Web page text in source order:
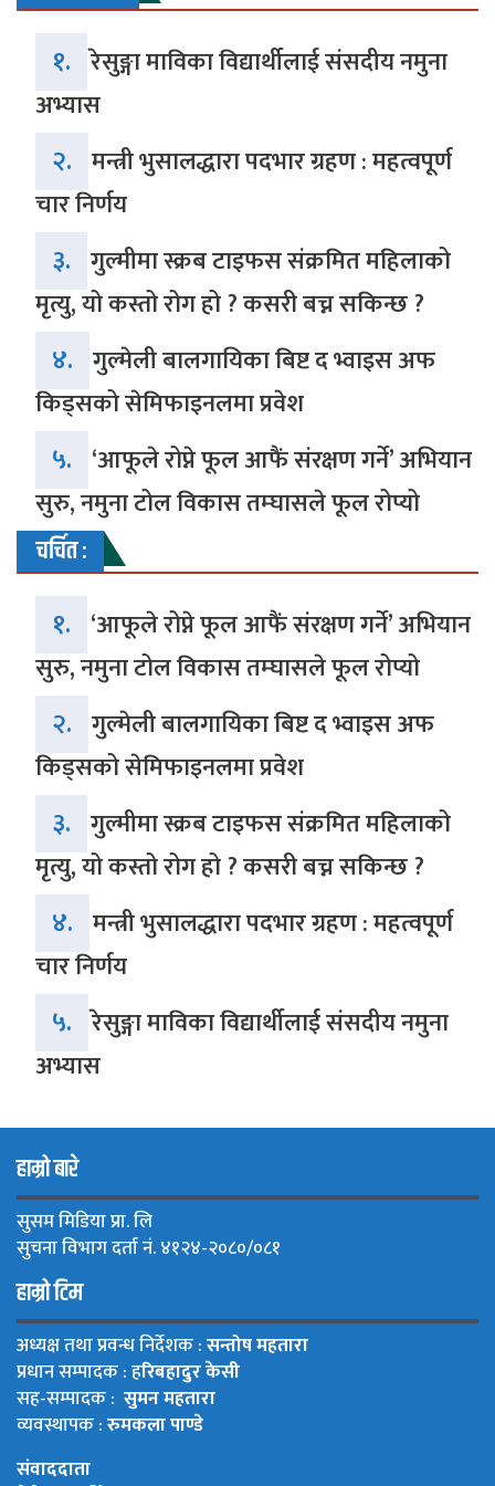
१. रेसुङ्गा माविका विद्यार्थीलाई संसदीय नमुना
अभ्यास
२. मन्त्री भुसालद्धारा पदभार ग्रहण : महत्वपूर्ण
चार निर्णय
३. गुल्मीमा स्क्रब टाइफस संक्रमित महिलाको
मृत्यु, यो कस्तो रोग हो ? कसरी बच्न सकिन्छ ?
४. गुल्मेली बालगायिका बिष्ट द भ्वाइस अफ
किड्सको सेमिफाइनलमा प्रवेश
५. ‘आफूले रोप्ने फूल आफैं संरक्षण गर्ने’ अभियान
सुरु, नमुना टोल विकास तम्घासले फूल रोप्यो
चर्चित :
१. ‘आफूले रोप्ने फूल आफैं संरक्षण गर्ने’ अभियान
सुरु, नमुना टोल विकास तम्घासले फूल रोप्यो
२. गुल्मेली बालगायिका बिष्ट द भ्वाइस अफ
किड्सको सेमिफाइनलमा प्रवेश
३. गुल्मीमा स्क्रब टाइफस संक्रमित महिलाको
मृत्यु, यो कस्तो रोग हो ? कसरी बच्न सकिन्छ ?
४. मन्त्री भुसालद्धारा पदभार ग्रहण : महत्वपूर्ण
चार निर्णय
५. रेसुङ्गा माविका विद्यार्थीलाई संसदीय नमुना
अभ्यास
हाम्रो बारे
सुसम मिडिया प्रा. लि
सुचना विभाग दर्ता नं. ४१२४-२०८०/०८१
हाम्रो टिम
अध्यक्ष तथा प्रवन्ध निर्देशक :सन्तोष महतारा
प्रधान सम्पादक : हरिबहादुर केसी
सह-सम्पादक : सुमन महतारा
व्यवस्थापक :रुमकला पाण्डे
संवाददाता